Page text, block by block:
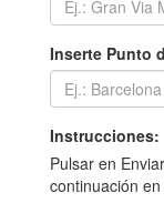
Inserte Punto
Instrucciones:
Pulsar en
continuación